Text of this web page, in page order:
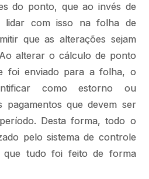
do ponto, que ao invés de
lidar com isso na folha de
que as alterações sejam
alterar o cálculo de ponto
foi enviado para a folha, o
como estorno ou
pagamentos que devem ser
Desta forma, todo o
pelo sistema de controle
que tudo foi feito de forma